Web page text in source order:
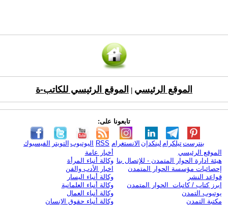
الموقع الرئيسي الموقع الرئيسي للكاتب-ة
تابعونا على:
الفيسبوك التويتر اليوتيوب RSS الانستغرام لينكدإن تيلكرامبنترست
الموقع الرئيسي
هيئة ادارة الحوار المتمدن - للإتصال بنا
إحصائيات مؤسسة الحوار المتمدن
قواعد النشر
ابرز كتاب / كاتبات الحوار المتمدن
يوتيوب التمدن
مكتبة التمدن
أخبار عامة
وكالة أنباء المرأة
اخبار الأدب والفن
وكالة أنباء اليسار
وكالة أنباء العلمانية
وكالة أنباء العمال
وكالة أنباء حقوق الإنسان